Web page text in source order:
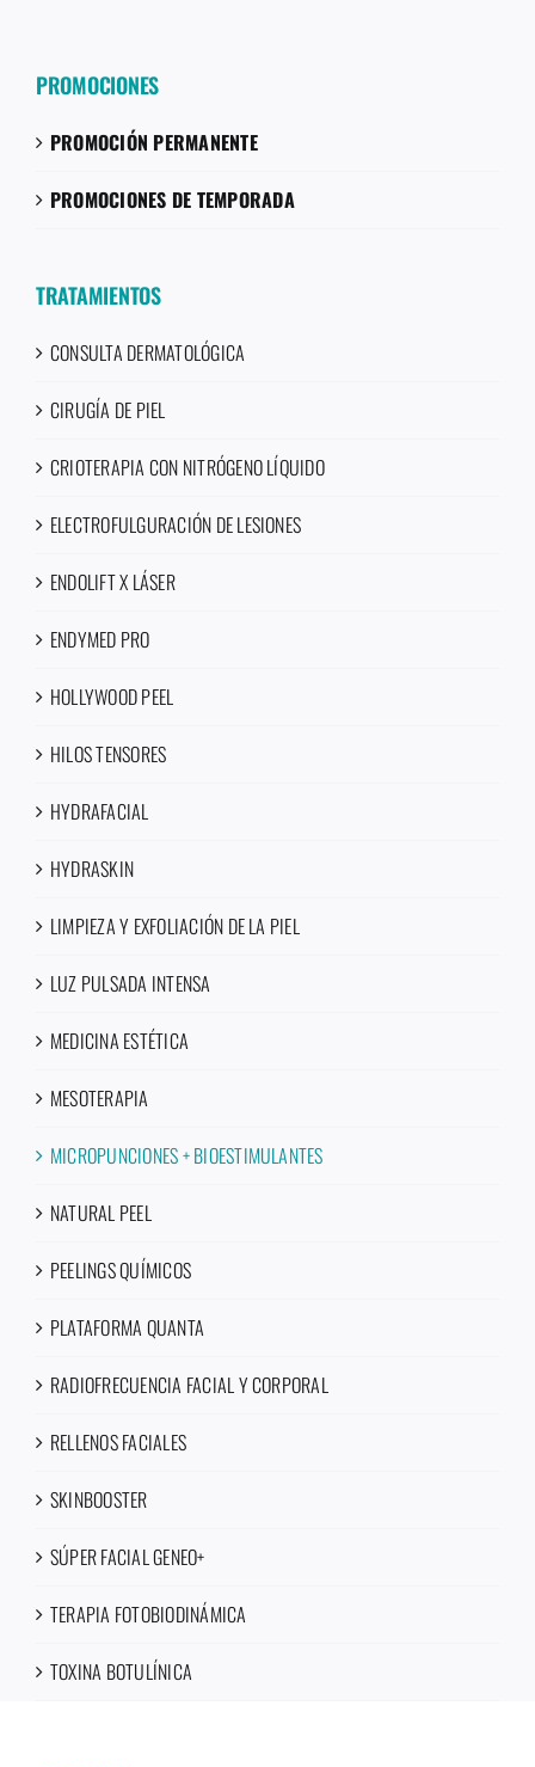
PROMOCIONES
PROMOCIÓN PERMANENTE
PROMOCIONES DE TEMPORADA
TRATAMIENTOS
CONSULTA DERMATOLÓGICA
CIRUGÍA DE PIEL
CRIOTERAPIA CON NITRÓGENO LÍQUIDO
ELECTROFULGURACIÓN DE LESIONES
ENDOLIFT X LÁSER
ENDYMED PRO
HOLLYWOOD PEEL
HILOS TENSORES
HYDRAFACIAL
HYDRASKIN
LIMPIEZA Y EXFOLIACIÓN DE LA PIEL
LUZ PULSADA INTENSA
MEDICINA ESTÉTICA
MESOTERAPIA
MICROPUNCIONES + BIOESTIMULANTES
NATURAL PEEL
PEELINGS QUÍMICOS
PLATAFORMA QUANTA
RADIOFRECUENCIA FACIAL Y CORPORAL
RELLENOS FACIALES
SKINBOOSTER
SÚPER FACIAL GENEO+
TERAPIA FOTOBIODINÁMICA
TOXINA BOTULÍNICA